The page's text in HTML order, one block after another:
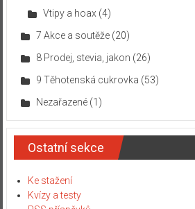
Vtipy a hoax(4)
7 Akce a soutěže(20)
8 Prodej, stevia, jakon (26)
9 Těhotenská cukrovka (53)
Nezařazené(1)
Ostatní sekce
Ke stažení
Kvízy a testy